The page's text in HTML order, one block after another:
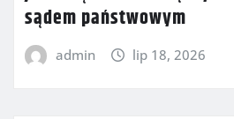
sądem państwowym
admin lip 18, 2026